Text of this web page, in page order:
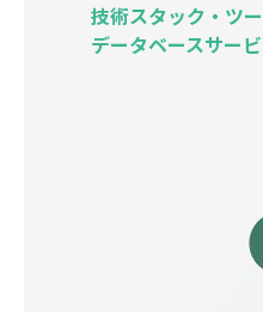
技術スタック・ツ
データベースサー